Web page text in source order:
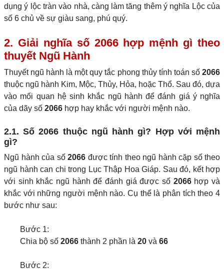
dụng ý lộc tràn vào nhà, càng làm tăng thêm ý nghĩa Lộc của
số 6 chủ về sự giàu sang, phú quý.
2. Giải nghĩa số 2066 hợp mệnh gì theo
thuyết Ngũ Hành
Thuyết ngũ hành là một quy tắc phong thủy tính toán số 2066
thuộc ngũ hành Kim, Mộc, Thủy, Hỏa, hoặc Thổ. Sau đó, dựa
vào mối quan hệ sinh khắc ngũ hành để đánh giá ý nghĩa
của dãy số 2066 hợp hay khắc với người mệnh nào.
2.1. Số 2066 thuộc ngũ hành gì? Hợp với mệnh
gì?
Ngũ hành của số 2066 được tính theo ngũ hành cặp số theo
ngũ hành can chi trong Lục Thập Hoa Giáp. Sau đó, kết hợp
với sinh khắc ngũ hành để đánh giá được số 2066hợp và
khắc với những người mệnh nào. Cụ thể là phân tích theo 4
bước như sau:
Bước 1:
Chia bộ số 2066 thành 2 phần là 20 và 66
Bước 2: